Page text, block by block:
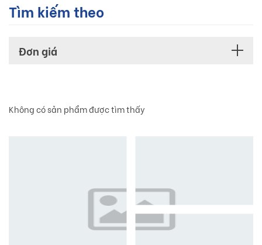
Tìm kiếm theo
Đơn giá
Không có sản phẩm được tìm thấy